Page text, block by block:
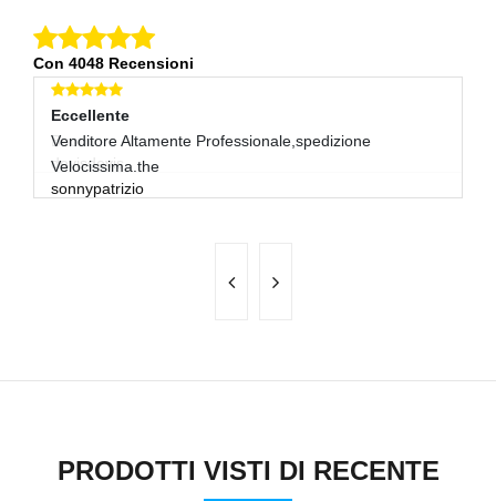
Con 4048 Recensioni
Eccellente
Venditore Altamente Professionale,spedizione
Velocissima.the
sonnypatrizio
PRODOTTI VISTI DI RECENTE